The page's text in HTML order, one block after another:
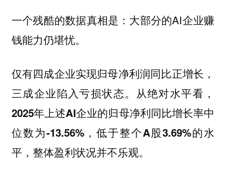
一个残酷的数据真相是：大部分的AI企业赚
钱能力仍堪忧。
仅有四成企业实现归⺟净利润同⽐正增⻓，
三成企业陷⼊亏损状态。从绝对⽔平看，
2025年上述AI企业的归母净利同比增长率中
位数为-13.56%，低于整个A股3.69%的水
平，整体盈利状况并不乐观。